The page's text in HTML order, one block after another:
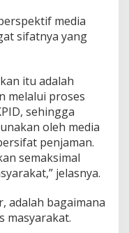
media
sifatnya yang
itu adalah
melalui proses
sehingga
oleh media
penjaman.
semaksimal
jelasnya.
adalah bagaimana
masyarakat.